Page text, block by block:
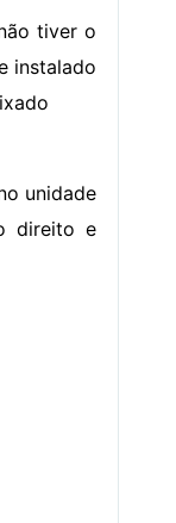
tiver o
instalado
unidade
direito e